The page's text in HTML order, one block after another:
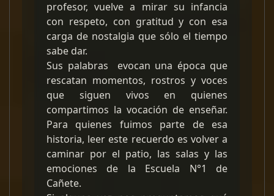
profesor, vuelve a mirar su infancia
con respeto, con gratitud y con esa
carga de nostalgia que sólo el tiempo
sabe dar.
Sus palabras evocan una época que
rescatan momentos, rostros y voces
que siguen vivos en quienes
compartimos la vocación de enseñar.
Para quienes fuimos parte de esa
historia, leer este recuerdo es volver a
caminar por el patio, las salas y las
emociones de la Escuela N°1 de
Cañete.